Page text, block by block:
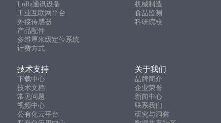
LoRa通讯设备
机械制造
工业互联网平台
食品监测
外接传感器
科研院校
产品配件
多维厘米级定位系统
计费方式
技术支持 关于我们
下载中心
品牌简介
技术文档
企业荣誉
常见问题
新闻中心
视频中心
联系我们
公有化云平台
研究与洞察